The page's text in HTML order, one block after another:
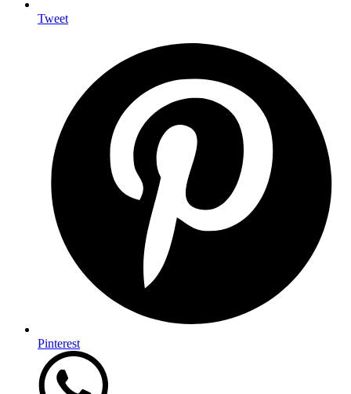
Tweet
Pinterest